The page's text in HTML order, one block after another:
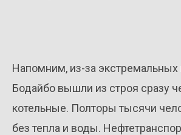
Напомним, из-за экстремальных
Бодайбо вышли из строя сразу
котельные. Полторы тысячи
без тепла и воды.